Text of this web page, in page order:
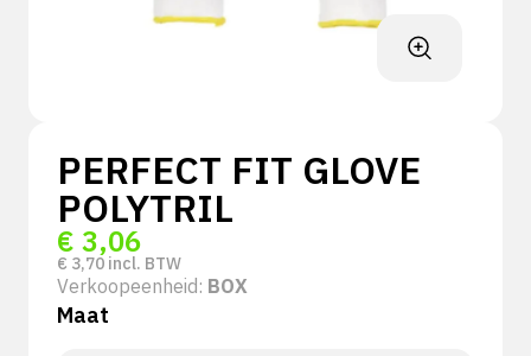
PERFECT FIT GLOVE
POLYTRIL
€ 3,06
€ 3,70 incl. BTW
Verkoopeenheid: BOX
Maat